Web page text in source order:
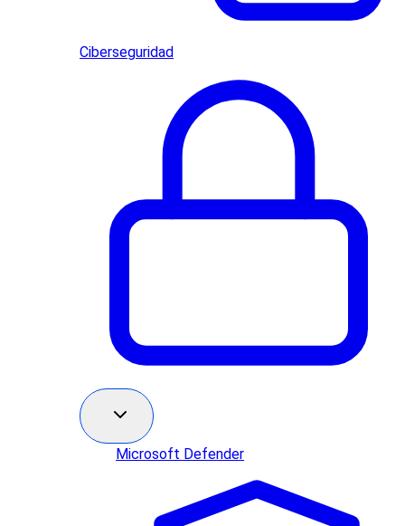
Ciberseguridad
Microsoft Defender